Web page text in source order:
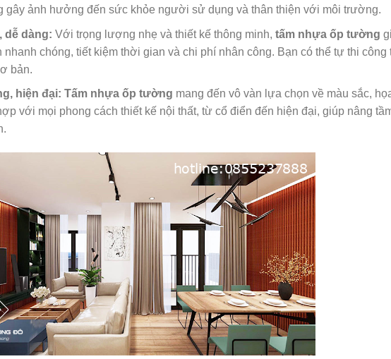
gây ảnh hưởng đến sức khỏe người sử dụng và thân thiện với môi trường.
dễ dàng: Với trọng lượng nhẹ và thiết kế thông minh, tấm nhựa ốp tường
nhanh chóng, tiết kiệm thời gian và chi phí nhân công. Bạn có thể tự thi công
bản.
hiện đại: Tấm nhựa ốp tường mang đến vô vàn lựa chọn về màu sắc,
với mọi phong cách thiết kế nội thất, từ cổ điển đến hiện đại, giúp nâng